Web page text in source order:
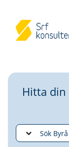
Hitta din